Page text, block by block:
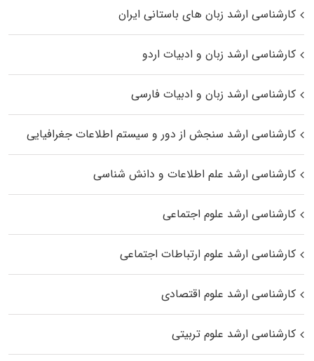
کارشناسی ارشد زبان‌ های باستانی ایران
کارشناسی ارشد زبان و ادبیات اردو
کارشناسی ارشد زبان و ادبیات فارسی
کارشناسی ارشد سنجش از دور و سیستم اطلاعات جغرافیایی
کارشناسی ارشد علم اطلاعات و دانش شناسی
کارشناسی ارشد علوم اجتماعی
کارشناسی ارشد علوم ارتباطات اجتماعی
کارشناسی ارشد علوم اقتصادی
کارشناسی ارشد علوم تربیتی